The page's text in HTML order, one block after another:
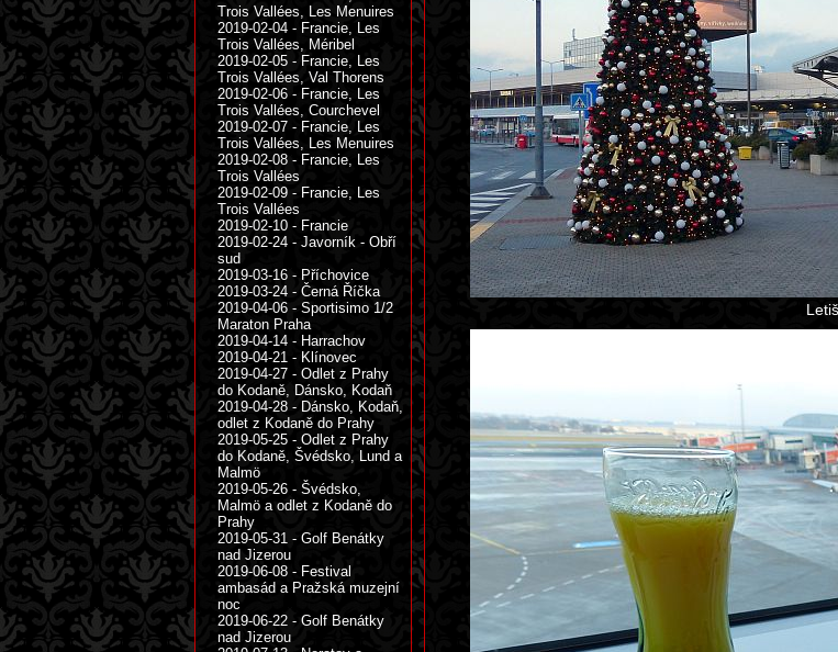
Trois Vallées, Les Menuires
2019-02-04 - Francie, Les
Trois Vallées, Méribel
2019-02-05 - Francie, Les
Trois Vallées, Val Thorens
2019-02-06 - Francie, Les
Trois Vallées, Courchevel
2019-02-07 - Francie, Les
Trois Vallées, Les Menuires
2019-02-08 - Francie, Les
Trois Vallées
2019-02-09 - Francie, Les
Trois Vallées
2019-02-10 - Francie
2019-02-24 - Javorník - Obří
sud
2019-03-16 - Příchovice
2019-03-24 - Černá Říčka
2019-04-06 - Sportisimo 1/2
Maraton Praha
2019-04-14 - Harrachov
2019-04-21 - Klínovec
2019-04-27 - Odlet z Prahy
do Kodaně, Dánsko, Kodaň
2019-04-28 - Dánsko, Kodaň,
odlet z Kodaně do Prahy
2019-05-25 - Odlet z Prahy
do Kodaně, Švédsko, Lund a
Malmö
2019-05-26 - Švédsko,
Malmö a odlet z Kodaně do
Prahy
2019-05-31 - Golf Benátky
nad Jizerou
2019-06-08 - Festival
ambasád a Pražská muzejní
noc
2019-06-22 - Golf Benátky
nad Jizerou